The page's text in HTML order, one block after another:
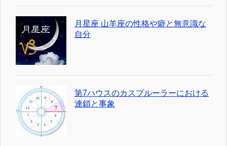
月星座 山羊座の性格や癖と無意識な
自分
第7ハウスのカスプルーラーにおける
連鎖と事象